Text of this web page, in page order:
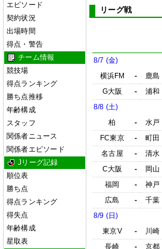
エピソード
契約状況
出場時間
得点・警告
チーム情報
競技場
得点ランキング
勝ち点推移
年齢構成
スタッフ
関係者ニュース
関係者エピソード
Jリーグ記録
順位表
勝ち点
得点ランキング
得失点
年齢構成
星取表
リーグ戦
8/7 (金)
横浜FM
- 鹿島
G大阪
- 浦和
8/8 (土)
柏
- 水戸
FC東京
- 町田
名古屋
- 清水
C大阪
- 岡山
福岡
- 神戸
広島
- 千葉
8/9 (日)
東京V
- 川崎
長崎
- 京都